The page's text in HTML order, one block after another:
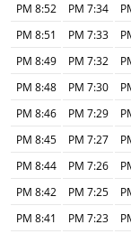
7:34 PM
8:52 PM
7:33 PM
8:51 PM
7:32 PM
8:49 PM
7:30 PM
8:48 PM
7:29 PM
8:46 PM
7:27 PM
8:45 PM
7:26 PM
8:44 PM
7:25 PM
8:42 PM
7:23 PM
8:41 PM